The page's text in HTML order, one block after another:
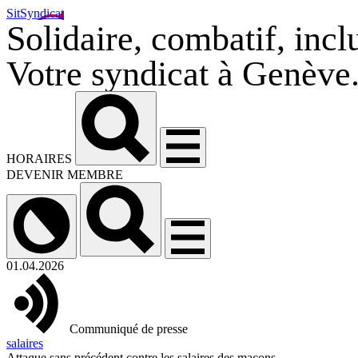
SitSyndicat
Solidaire, combatif,
Votre syndicat à Genève.
HORAIRES
DEVENIR MEMBRE
01.04.2026
Communiqué de presse
salaires